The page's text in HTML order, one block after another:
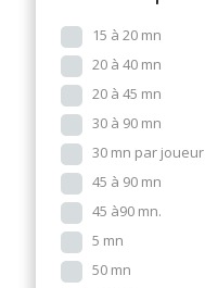
15 à 20 mn
20 à 40 mn
20 à 45 mn
30 à 90 mn
30 mn par joueur
45 à 90 mn
45 à90 mn.
5 mn
50 mn